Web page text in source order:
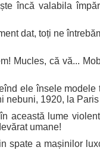
încă valabila
dat, toți ne
Mucles, că vă...
ele însele
nebuni, 1920, la
această lume
umane!
spate a mașinilor